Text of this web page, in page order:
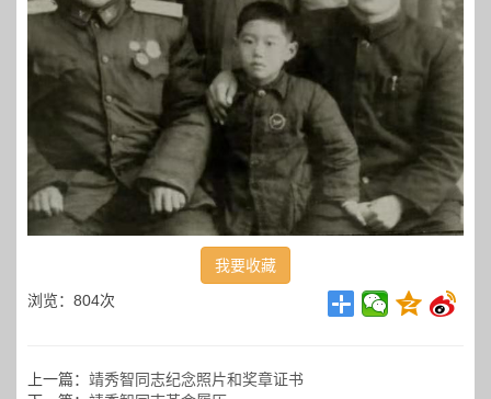
我要收藏
浏览：804次
上一篇： 靖秀智同志纪念照片和奖章证书